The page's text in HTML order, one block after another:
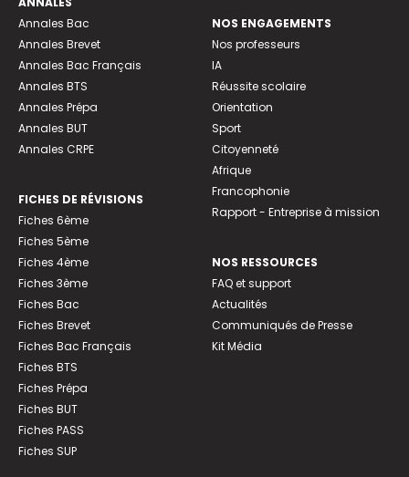
Annales Bac
Annales Brevet
Annales Bac Français
Annales BTS
Annales Prépa
Annales BUT
Annales CRPE
FICHES DE RÉVISIONS
Fiches 6ème
Fiches 5ème
Fiches 4ème
Fiches 3ème
Fiches Bac
Fiches Brevet
Fiches Bac Français
Fiches BTS
Fiches Prépa
Fiches BUT
Fiches PASS
Fiches SUP
NOS ENGAGEMENTS
Nos professeurs
IA
Réussite scolaire
Orientation
Sport
Citoyenneté
Afrique
Francophonie
Rapport - Entreprise à mission
NOS RESSOURCES
FAQ et support
Actualités
Communiqués de Presse
Kit Média